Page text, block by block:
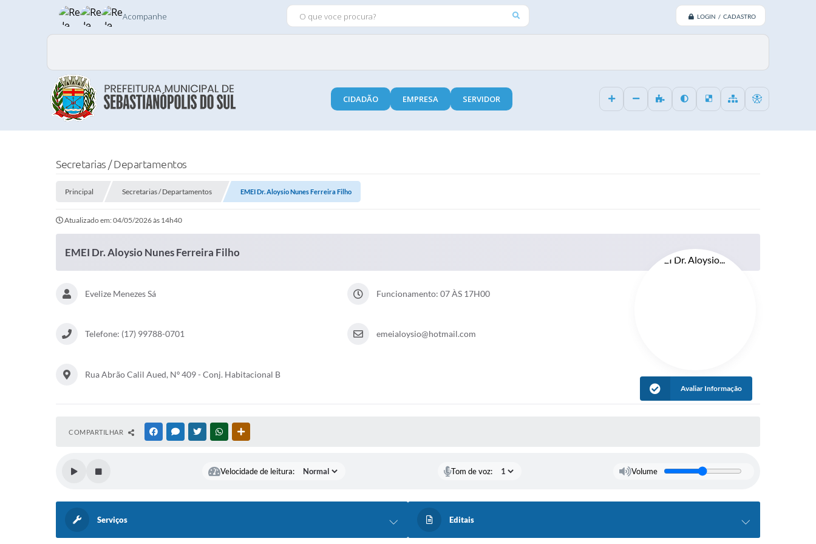
LOGIN / CADASTRO
O QUE VOCE PROCURA?
Acompanhe
CIDADÃO EMPRESA SERVIDOR
Secretarias / Departamentos
Principal Secretarias / Departamentos EMEI Dr. Aloysio Nunes Ferreira Filho
Atualizado em: 04/05/2026 às 14h40
EMEI Dr. Aloysio Nunes Ferreira Filho
Evelize Menezes Sá Funcionamento: 07 ÀS 17H00
Telefone: (17) 99788-0701 emeialoysio@hotmail.com
Rua Abrão Calil Aued, Nº 409 - Conj. Habitacional B
Avaliar Informação
COMPARTILHAR FACEBOOKMESSENGER
TWITTERWHATSAPP
Velocidade de leitura: Tom de voz: Volume
Serviços Editais